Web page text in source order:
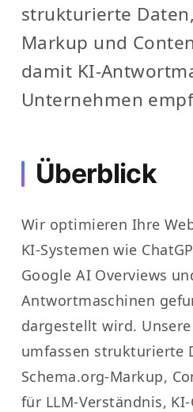
strukturierte
Markup und
damit KI-
Unternehmen
Überblick
Wir optimieren Ihre
KI-Systemen wie
Google AI Overviews
Antwortmaschinen
dargestellt wird.
umfassen strukturierte
Schema.org-Markup,
für LLM-Verständnis,